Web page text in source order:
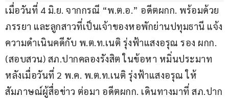
เมื่อวันที่ 4 มิ.ย. จากกรณี “พ.ต.อ.” อดีตผกก. พร้อมด้วย
ภรรยา และลูกสาวที่เป็นเจ้าของหอพักย่านปทุมธานี แจ้ง
ความดำเนินคดีกับ พ.ต.ท.เนติ รุ่งฟ้าแสงอรุณ รอง ผกก.
(สอบสวน) สภ.ปากคลองรังสิต ในข้อหา หมิ่นประมาท
หลังเมื่อวันที่ 2 พ.ค. พ.ต.ท.เนติ รุ่งฟ้าแสงอรุณ ให้
สัมภาษณ์ผู้สื่อข่าว ต่อมา อดีตผกก. เดินทางมาที่ สภ.ปาก